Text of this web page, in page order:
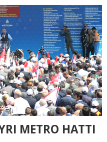
METRO HATTI